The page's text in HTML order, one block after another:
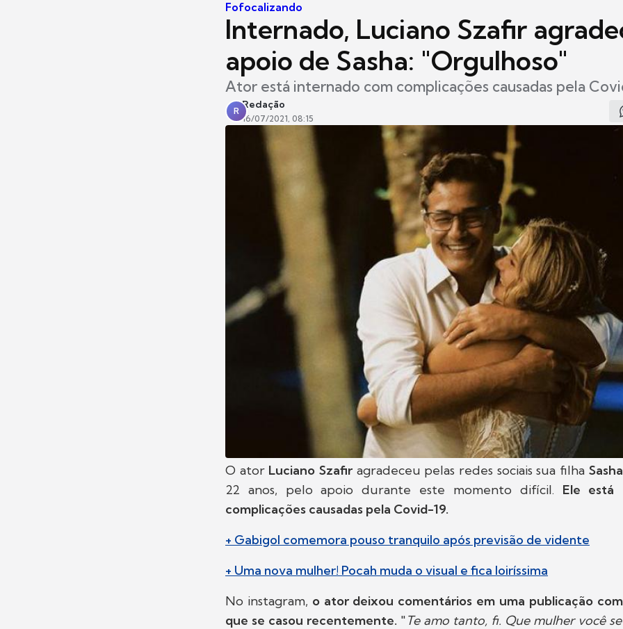
Fofocalizando
Internado, Luciano Szafir
apoio de Sasha: "Orgulhoso"
Ator está internado com complicações causadas pela
R
Redação
16/07/2021, 08:15
O ator Luciano Szafir agradeceu pelas redes sociais sua filha
22 anos, pelo apoio durante este momento difícil. Ele está
complicações causadas pela Covid-19.
+ Gabigol comemora pouso tranquilo após previsão de vidente
+ Uma nova mulher! Pocah muda o visual e fica loiríssima
No instagram, o ator deixou comentários em uma publicação
que se casou recentemente. "Te amo tanto, fi. Que mulher você